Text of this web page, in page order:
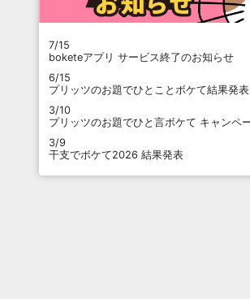
7/15
boketeアプリ サービス終了のお知らせ
6/15
プリッツのお題でひとことボケて結果発表
3/10
プリッツのお題でひと言ボケて キャンペ
3/9
干支でボケて2026 結果発表